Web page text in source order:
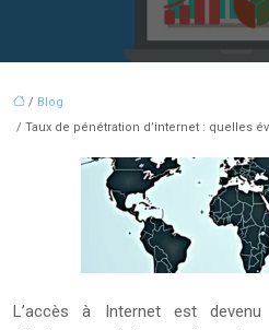
/ Blog
/ Taux de pénétration d’internet : quelles
L’accès à Internet est